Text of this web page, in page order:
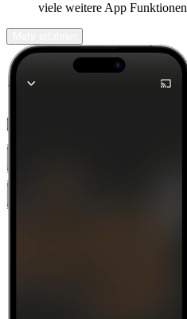
viele weitere App Funktionen